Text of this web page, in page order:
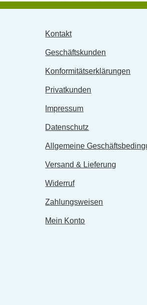
Kontakt
Geschäftskunden
Konformitätserklärungen
Privatkunden
Impressum
Datenschutz
Allgemeine
Versand & Lieferung
Widerruf
Zahlungsweisen
Mein Konto